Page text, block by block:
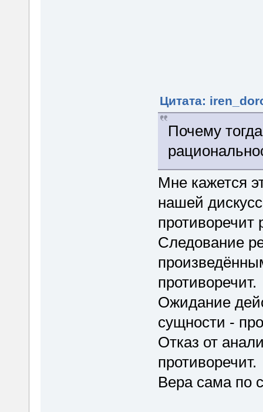
Цитата:
Почему
Мне кажется
нашей
противоречит
Следование
противоречит.
Ожидание
сущности -
Отказ от
противоречит.
Вера сама по